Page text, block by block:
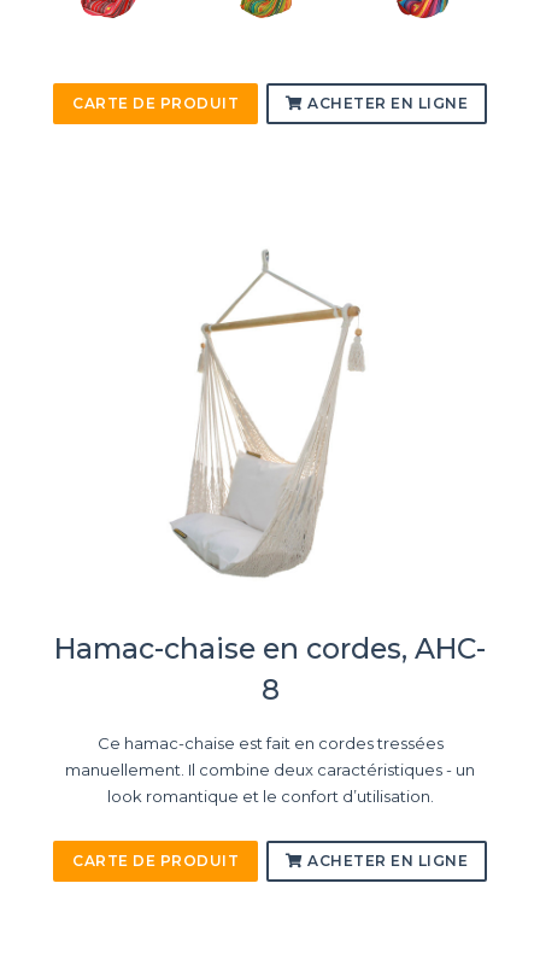
CARTE DE PRODUIT ACHETER EN LIGNE
Hamac-chaise en cordes, AHC-
8
Ce hamac-chaise est fait en cordes tressées
manuellement. Il combine deux caractéristiques - un
look romantique et le confort d’utilisation.
CARTE DE PRODUIT ACHETER EN LIGNE